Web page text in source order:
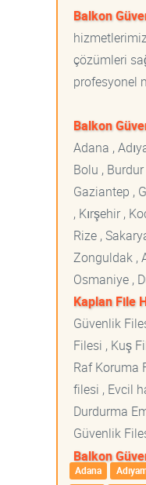
Balkon
çözümleri
profesyonel
Balkon
Adana ,
Bolu , Burdur
Gaziantep ,
, Kırşehir ,
Rize ,
Zonguldak ,
Osmaniye ,
Kaplan File
Güvenlik
Filesi , Kuş
Raf Koruma
filesi , Evcil
Durdurma
Güvenlik
Balkon
Adana